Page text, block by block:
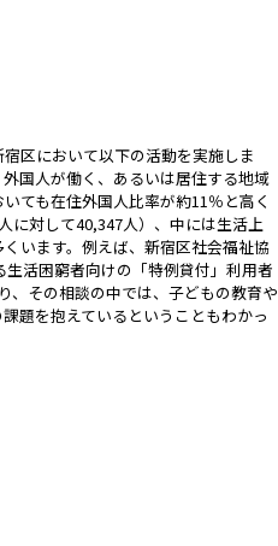
区において以下の活動を実施しま
国人が働く、あるいは居住する地域
ても在住外国人比率が約11％と高く
に対して40,347人）、中には生活上
います。例えば、新宿区社会福祉協
生活困窮者向けの「特例貸付」利用者
、その相談の中では、子どもの教育や
題を抱えているということもわかっ